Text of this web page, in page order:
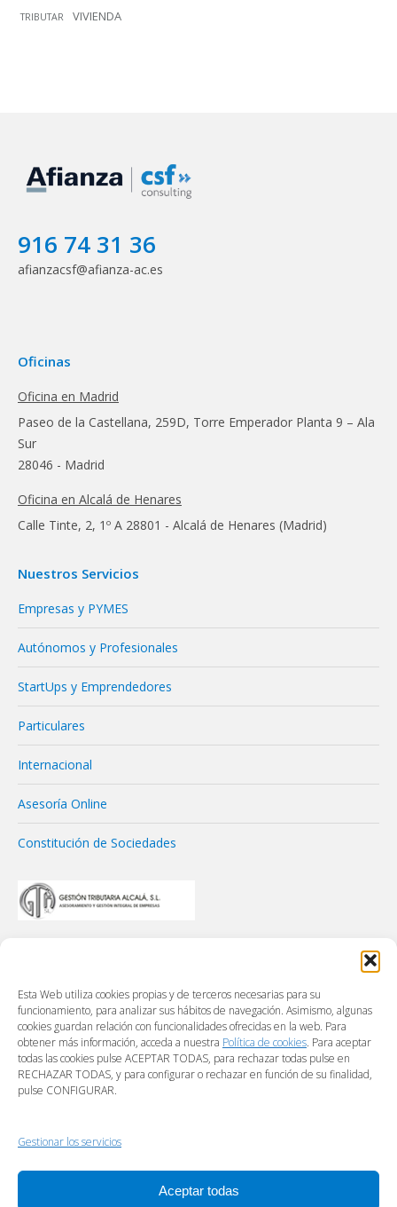
Esta Web utiliza cookies propias y de terceros necesarias para su
funcionamiento, para analizar sus hábitos de navegación. Asimismo, algunas
cookies guardan relación con funcionalidades ofrecidas en la web. Para
obtener más información, acceda a nuestra Política de cookies. Para aceptar
todas las cookies pulse ACEPTAR TODAS, para rechazar todas pulse en
RECHAZAR TODAS, y para configurar o rechazar en función de su finalidad,
pulse CONFIGURAR.
Gestionar los servicios
Aceptar todas
TRIBUTAR
VIVIENDA
916 74 31 36
afianzacsf@afianza-ac.es
Oficinas
Oficina en Madrid
Paseo de la Castellana, 259D, Torre Emperador Planta 9 – Ala
Sur
28046 - Madrid
Oficina en Alcalá de Henares
Calle Tinte, 2, 1º A 28801 - Alcalá de Henares (Madrid)
Nuestros Servicios
Empresas y PYMES
Autónomos y Profesionales
StartUps y Emprendedores
Particulares
Internacional
Asesoría Online
Constitución de Sociedades